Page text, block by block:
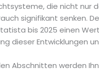
die nicht nur
signifikant senken.
bis 2025 einen
dieser Entwicklungen
Abschnitten werden